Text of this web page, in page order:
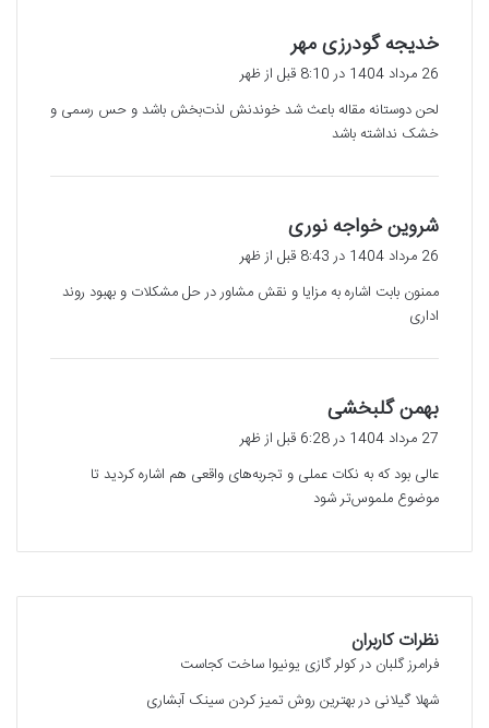
خدیجه گودرزی مهر
ف
ت
:
26 مرداد 1404 در 8:10 قبل از ظهر
لحن دوستانه مقاله باعث شد خوندنش لذت‌بخش باشد و حس رسمی و
خشک نداشته باشد
شروین خواجه نوری
ف
ت
:
26 مرداد 1404 در 8:43 قبل از ظهر
ممنون بابت اشاره به مزایا و نقش مشاور در حل مشکلات و بهبود روند
اداری
بهمن گلبخشی
ف
:
27 مرداد 1404 در 6:28 قبل از ظهر
عالی بود که به نکات عملی و تجربه‌های واقعی هم اشاره کردید تا
موضوع ملموس‌تر شود
نظرات کاربران
فرامرز گلبان درکولر گازی یونیوا ساخت کجاست
شهلا گیلانی دربهترین روش تمیز کردن سینک آبشاری